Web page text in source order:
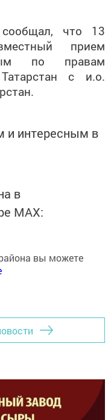
сообщал, что 13
прием
по правам
с и.о.
и интересным в
в
MАХ:
вы можете